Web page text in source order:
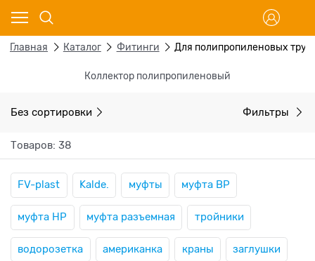
Главная Каталог Фитинги Для полипропиленовых труб
Коллектор полипропиленовый
Без сортировки Фильтры
Товаров: 38
FV-plast Kalde. муфты муфта ВР
муфта НР муфта разъемная тройники
водорозетка американка краны заглушки